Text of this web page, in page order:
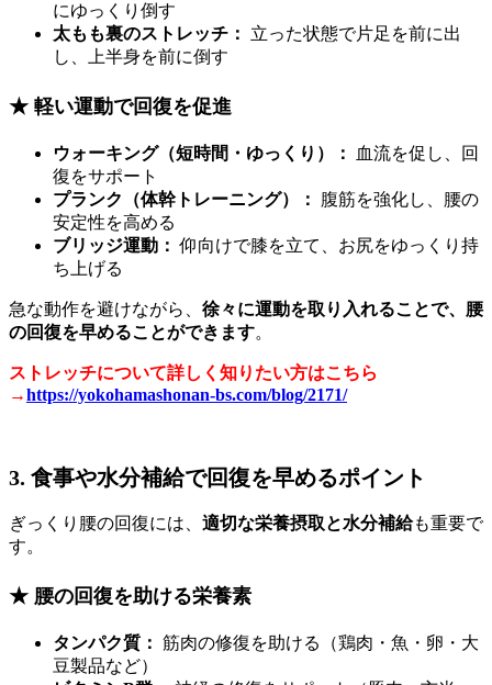
にゆっくり倒す
太もも裏のストレッチ：
立った状態で片足を前に出
し、上半身を前に倒す
★ 軽い運動で回復を促進
ウォーキング（短時間・ゆっくり）：
血流を促し、回
復をサポート
プランク（体幹トレーニング）：
腹筋を強化し、腰の
安定性を高める
ブリッジ運動： 仰向けで膝を立て、お尻をゆっくり持
ち上げる
急な動作を避けながら、 徐々に運動を取り入れることで、腰
の回復を早めることができます。
ストレッチについて詳しく知りたい方はこちら
→https://yokohamashonan-bs.com/blog/2171/
3. 食事や水分補給で回復を早めるポイント
ぎっくり腰の回復には、 適切な栄養摂取と水分補給も重要で
す。
★ 腰の回復を助ける栄養素
タンパク質： 筋肉の修復を助ける（鶏肉・魚・卵・大
豆製品など）